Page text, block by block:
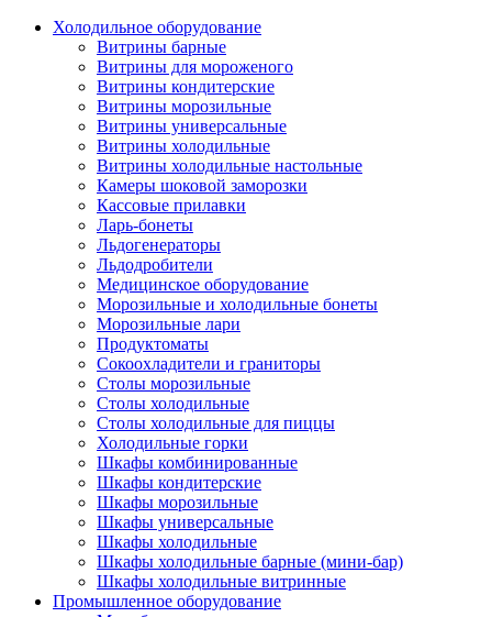
Холодильное оборудование
Витрины барные
Витрины для мороженого
Витрины кондитерские
Витрины морозильные
Витрины универсальные
Витрины холодильные
Витрины холодильные настольные
Камеры шоковой заморозки
Кассовые прилавки
Ларь-бонеты
Льдогенераторы
Льдодробители
Медицинское оборудование
Морозильные и холодильные бонеты
Морозильные лари
Продуктоматы
Сокоохладители и граниторы
Столы морозильные
Столы холодильные
Столы холодильные для пиццы
Холодильные горки
Шкафы комбинированные
Шкафы кондитерские
Шкафы морозильные
Шкафы универсальные
Шкафы холодильные
Шкафы холодильные барные (мини-бар)
Шкафы холодильные витринные
Промышленное оборудование